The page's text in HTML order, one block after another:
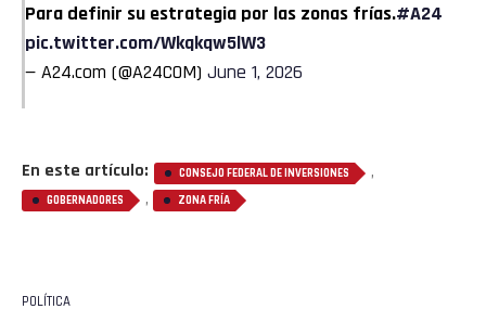
Para definir su estrategia por las zonas frías.#A24
pic.twitter.com/Wkqkqw5lW3
— A24.com (@A24COM) June 1, 2026
En este artículo: CONSEJO FEDERAL DE INVERSIONES ,
GOBERNADORES , ZONA FRÍA
POLÍTICA